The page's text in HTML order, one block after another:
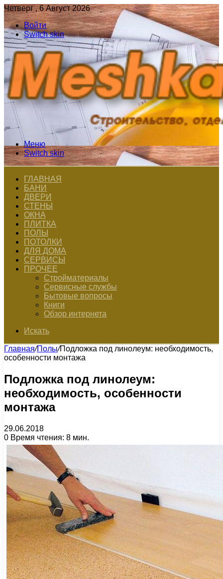
Четверг , 6 Август 2026
Войти
Switch skin
Меню
Switch skin
ГЛАВНАЯ
БАНИ
ДВЕРИ
СТЕНЫ
ОКНА
ПЛИТКА
ПОЛЫ
ПОТОЛКИ
ДЛЯ ДОМА
СЕРВИСЫ
ПРОЧЕЕ
Стройматериалы
Сервисные службы
Бытовые вопросы
Книги
Обзор интернета
Искать
Главная/Полы/Подложка под линолеум: необходимость,
особенности монтажа
Подложка под линолеум:
необходимость, особенности
монтажа
29.06.2018
0 Время чтения: 8 мин.